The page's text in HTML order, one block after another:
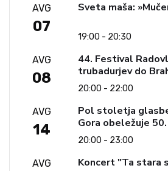
AVG
07
Sveta maša:
19:00 - 20:30
AVG
08
44. Festival
trubadurjev do
20:00 - 22:00
AVG
14
Pol stoletja
Gora obeležuje
narodno-zabavne
20:00 - 23:00
AVG
Koncert "Ta stara